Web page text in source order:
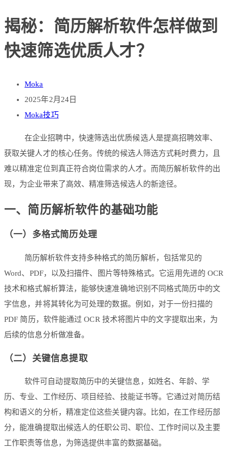
揭秘：简历解析软件怎样做到
快速筛选优质人才？
Moka
2025年2月24日
Moka技巧
在企业招聘中，快速筛选出优质候选人是提高招聘效率、
获取关键人才的核心任务。传统的候选人筛选方式耗时费力，且
难以精准定位到真正符合岗位需求的人才。而简历解析软件的出
现，为企业带来了高效、精准筛选候选人的新途径。
一、简历解析软件的基础功能
（一）多格式简历处理
简历解析软件支持多种格式的简历解析，包括常见的
Word、PDF，以及扫描件、图片等特殊格式。它运用先进的 OCR
技术和格式解析算法，能够快速准确地识别不同格式简历中的文
字信息，并将其转化为可处理的数据。例如，对于一份扫描的
PDF 简历，软件能通过 OCR 技术将图片中的文字提取出来，为
后续的信息分析做准备。
（二）关键信息提取
软件可自动提取简历中的关键信息，如姓名、年龄、学
历、专业、工作经历、项目经验、技能证书等。它通过对简历结
构和语义的分析，精准定位这些关键内容。比如，在工作经历部
分，能准确提取出候选人的任职公司、职位、工作时间以及主要
工作职责等信息，为筛选提供丰富的数据基础。